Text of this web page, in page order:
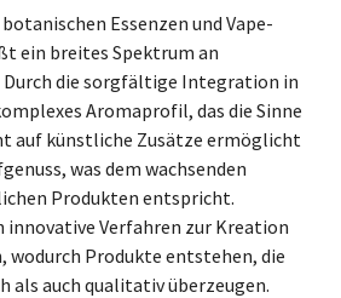
Essenzen und Vape-
ein breites Spektrum an
Durch die sorgfältige Integration in
Aromaprofil, das die Sinne
auf künstliche Zusätze ermöglicht
was dem wachsenden
Produkten entspricht.
Verfahren zur Kreation
Produkte entstehen, die
als auch qualitativ überzeugen.